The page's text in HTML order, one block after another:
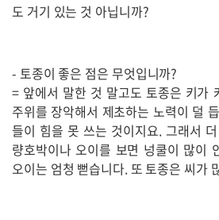
도 거기 있는 것 아닙니까?
- 토종이 좋은 점은 무엇입니까?
= 앞에서 말한 것 말고도 토종은 키가
주위를 장악해서 제초하는 노력이 덜
들이 힘을 못 쓰는 것이지요. 그래서
량호박이나 오이를 보면 넝쿨이 많이
오이는 엄청 뻗습니다. 또 토종은 씨가